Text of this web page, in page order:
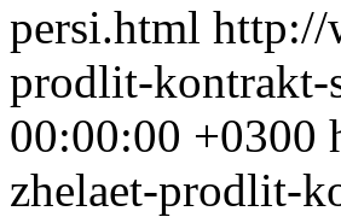
persi.html http://
prodlit-
00:00:00 +0300
zhelaet-prodlit-